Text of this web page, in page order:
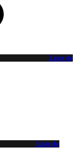
Liste de
Liste de